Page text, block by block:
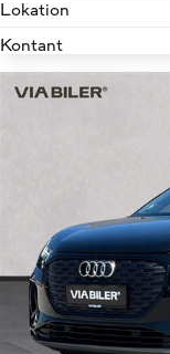
Lokation
Kontant